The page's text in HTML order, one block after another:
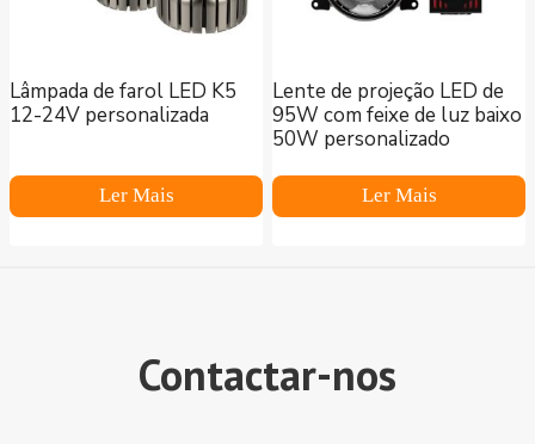
Lâmpada de farol LED K5
12-24V personalizada
Ler Mais
Lente de projeção LED de
95W com feixe de luz baixo
50W personalizado
Ler Mais
Contactar-nos